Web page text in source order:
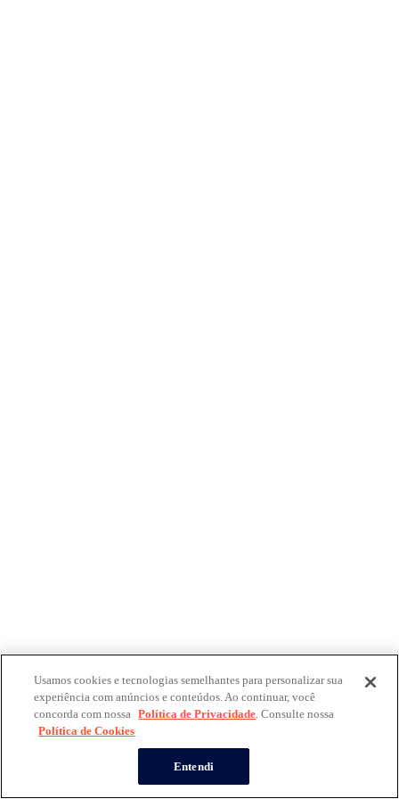
Usamos cookies e tecnologias semelhantes para personalizar sua
experiência com anúncios e conteúdos. Ao continuar, você
concorda com nossa Política de Privacidade. Consulte nossa
Política de Cookies
Entendi